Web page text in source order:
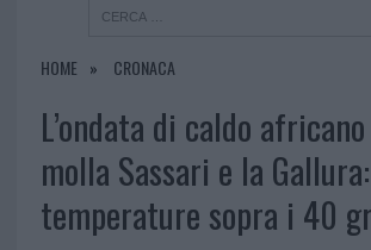
HOME CRONACA
L’ondata di caldo
molla Sassari e la Gallura:
temperature sopra i 40